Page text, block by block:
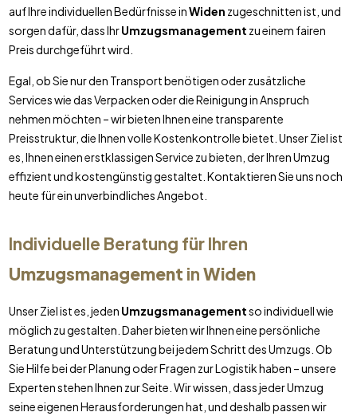
auf Ihre individuellen Bedürfnisse inWiden zugeschnitten ist, und
sorgen dafür, dass IhrUmzugsmanagement zu einem fairen
Preis durchgeführt wird.
Egal, ob Sie nur den Transport benötigen oder zusätzliche
Services wie das Verpacken oder die Reinigung in Anspruch
nehmen möchten – wir bieten Ihnen eine transparente
Preisstruktur, die Ihnen volle Kostenkontrolle bietet. Unser Ziel ist
es, Ihnen einen erstklassigen Service zu bieten, der Ihren Umzug
effizient und kostengünstig gestaltet. Kontaktieren Sie uns noch
heute für ein unverbindliches Angebot.
Individuelle Beratung für Ihren
Umzugsmanagement inWiden
Unser Ziel ist es, jeden Umzugsmanagementso individuell wie
möglich zu gestalten. Daher bieten wir Ihnen eine persönliche
Beratung und Unterstützung bei jedem Schritt des Umzugs. Ob
Sie Hilfe bei der Planung oder Fragen zur Logistik haben – unsere
Experten stehen Ihnen zur Seite. Wir wissen, dass jeder Umzug
seine eigenen Herausforderungen hat, und deshalb passen wir